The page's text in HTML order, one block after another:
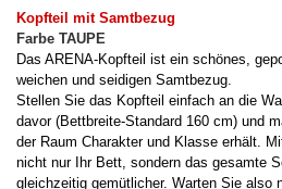
Kopfteil mit Samtbezug
Farbe TAUPE
Das ARENA-Kopfteil ist ein schönes,
weichen und seidigen Samtbezug.
Stellen Sie das Kopfteil einfach an die
davor (Bettbreite-Standard 160 cm) und
der Raum Charakter und Klasse erhält.
nicht nur Ihr Bett, sondern das gesamte
gleichzeitig gemütlicher. Warten Sie also